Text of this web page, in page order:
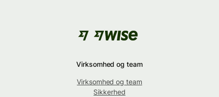
Virksomhed og team
Virksomhed og team
Sikkerhed